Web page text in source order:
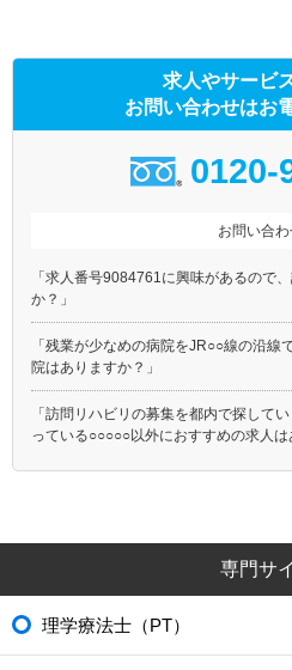
求人やサービ
お問い合わせはお
0120-
お問い合わ
「求人番号9084761に興味があるので
か？」
「残業が少なめの病院をJR○○線の沿
院はありますか？」
「訪問リハビリの募集を都内で探して
っている○○○○○以外におすすめの求人は
専門サ
理学療法士（PT）